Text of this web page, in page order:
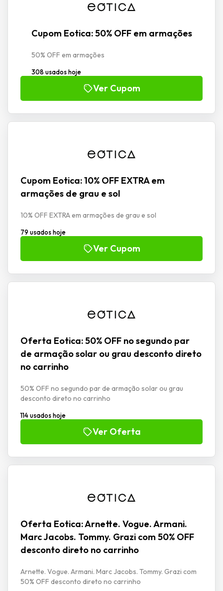
Cupom Eotica: 50% OFF em armações
50% OFF em armações
308 usados hoje
Ver Cupom
Cupom Eotica: 10% OFF EXTRA em
armações de grau e sol
10% OFF EXTRA em armações de grau e sol
79 usados hoje
Ver Cupom
Oferta Eotica: 50% OFF no segundo par
de armação solar ou grau desconto direto
no carrinho
50% OFF no segundo par de armação solar ou grau
desconto direto no carrinho
114 usados hoje
Ver Oferta
Oferta Eotica: Arnette. Vogue. Armani.
Marc Jacobs. Tommy. Grazi com 50% OFF
desconto direto no carrinho
Arnette. Vogue. Armani. Marc Jacobs. Tommy. Grazi com
50% OFF desconto direto no carrinho